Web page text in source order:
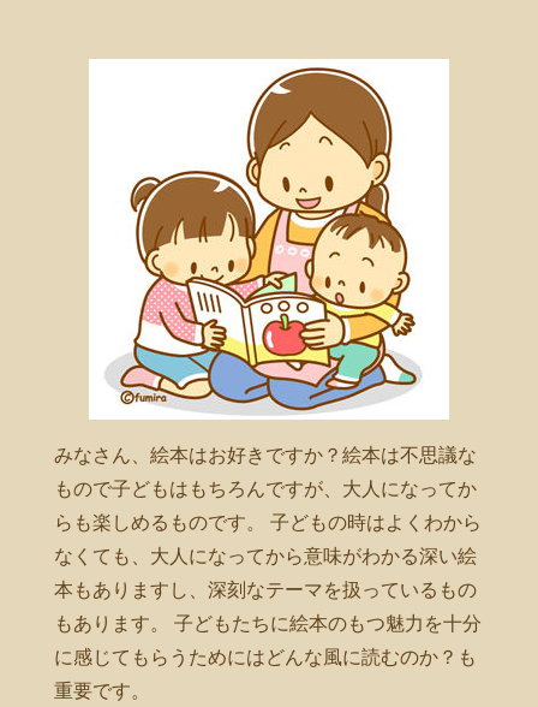
みなさん、絵本はお好きですか？絵本は不思議な
もので子どもはもちろんですが、大人になってか
らも楽しめるものです。 子どもの時はよくわから
なくても、大人になってから意味がわかる深い絵
本もありますし、深刻なテーマを扱っているもの
もあります。 子どもたちに絵本のもつ魅力を十分
に感じてもらうためにはどんな風に読むのか？も
重要です。